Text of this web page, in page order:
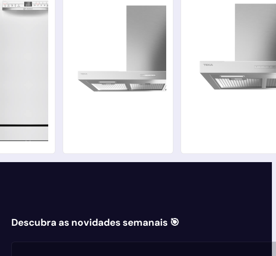
Descubra as novidades semanais 🎯